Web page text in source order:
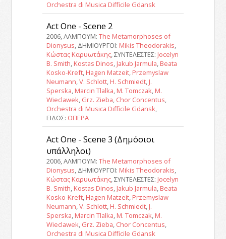
Orchestra di Musica Difficile Gdansk
Act One - Scene 2
2006, ΑΛΜΠΟΥΜ: The Metamorphoses of
Dionysus, ΔΗΜΙΟΥΡΓΟΙ: Mikis Theodorakis,
Κώστας Καρυωτάκης, ΣΥΝΤΕΛΕΣΤΕΣ: Jocelyn
B. Smith, Kostas Dinos, Jakub Jarmula, Beata
Kosko-Kreft, Hagen Matzeit, Przemyslaw
Neumann,V. Schlott, H. Schmiedt, J.
Sperska, Marcin Tlalka, M. Tomczak, M.
Wieclawek, Grz. Zieba, Chor Concentus,
Orchestra di Musica Difficile Gdansk,
ΕΙΔΟΣ: ΟΠΕΡΑ
Act One - Scene 3 (Δημόσιοι
υπάλληλοι)
2006, ΑΛΜΠΟΥΜ: The Metamorphoses of
Dionysus, ΔΗΜΙΟΥΡΓΟΙ: Mikis Theodorakis,
Κώστας Καρυωτάκης, ΣΥΝΤΕΛΕΣΤΕΣ: Jocelyn
B. Smith, Kostas Dinos, Jakub Jarmula, Beata
Kosko-Kreft, Hagen Matzeit, Przemyslaw
Neumann,V. Schlott, H. Schmiedt, J.
Sperska, Marcin Tlalka, M. Tomczak, M.
Wieclawek, Grz. Zieba, Chor Concentus,
Orchestra di Musica Difficile Gdansk